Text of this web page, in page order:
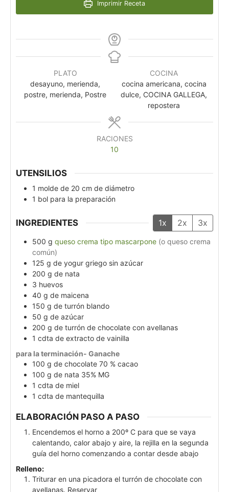
Imprimir Receta
PLATO
desayuno, merienda,
postre, merienda, Postre
COCINA
cocina americana, cocina
dulce, COCINA GALLEGA,
repostera
RACIONES
10
UTENSILIOS
1 molde de 20 cm de diámetro
1 bol para la preparación
INGREDIENTES 1x 2x 3x
500 g queso crema tipo mascarpone (o queso crema
común)
125 g de yogur griego sin azúcar
200 g de nata
3 huevos
40 g de maicena
150 g de turrón blando
50 g de azúcar
200 g de turrón de chocolate con avellanas
1 cdta de extracto de vainilla
para la terminación- Ganache
100 g de chocolate 70 % cacao
100 g de nata 35% MG
1 cdta de miel
1 cdta de mantequilla
ELABORACIÓN PASO A PASO
Encendemos el horno a 200º C para que se vaya
calentando, calor abajo y aire, la rejilla en la segunda
guía del horno comenzando a contar desde abajo
Relleno:
Triturar en una picadora el turrón de chocolate con
avellanas. Reservar